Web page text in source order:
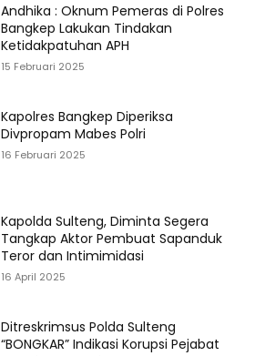
Andhika : Oknum Pemeras di Polres
Bangkep Lakukan Tindakan
Ketidakpatuhan APH
15 Februari 2025
Kapolres Bangkep Diperiksa
Divpropam Mabes Polri
16 Februari 2025
Kapolda Sulteng, Diminta Segera
Tangkap Aktor Pembuat Sapanduk
Teror dan Intimimidasi
16 April 2025
Ditreskrimsus Polda Sulteng
“BONGKAR” Indikasi Korupsi Pejabat